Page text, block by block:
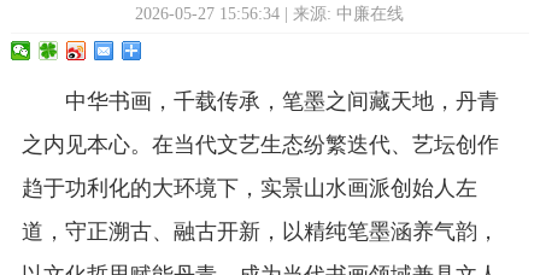
2026-05-27 15:56:34 | 来源: 中廉在线
中华书画，千载传承，笔墨之间藏天地，丹青
之内见本心。在当代文艺生态纷繁迭代、艺坛创作
趋于功利化的大环境下，实景山水画派创始人左
道，守正溯古、融古开新，以精纯笔墨涵养气韵，